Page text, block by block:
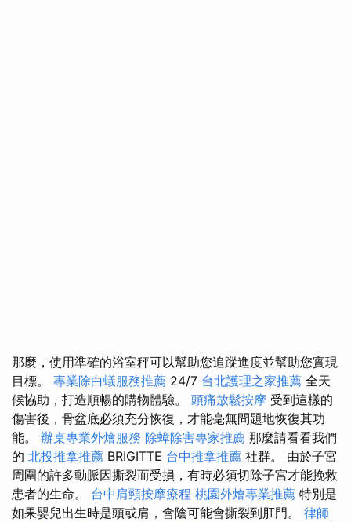
那麼，使用準確的浴室秤可以幫助您追蹤進度並幫助您實現
目標。 專業除白蟻服務推薦 24/7 台北護理之家推薦 全天
候協助，打造順暢的購物體驗。 頭痛放鬆按摩 受到這樣的
傷害後，骨盆底必須充分恢復，才能毫無問題地恢復其功
能。 辦桌專業外燴服務 除蟑除害專家推薦 那麼請看看我們
的 北投推拿推薦 BRIGITTE 台中推拿推薦 社群。 由於子宮
周圍的許多動脈因撕裂而受損，有時必須切除子宮才能挽救
患者的生命。 台中肩頸按摩療程 桃園外燴專業推薦 特別是
如果嬰兒出生時是頭或肩，會陰可能會撕裂到肛門。 律師